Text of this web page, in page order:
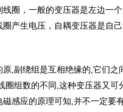
线圈，一般的变压器是左边一
产生电压，自耦变压器是自己
原,副绕组是互相绝缘的,它们之
圈组数的不同,这种变压器又可
磁感应的原理可知,并不一定要